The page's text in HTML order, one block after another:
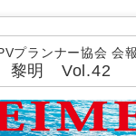
プランナー協会 会
黎明 Vol.42